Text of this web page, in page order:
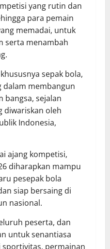
yang rutin dan
para pemain
memadai, untuk
serta menambah
sepak bola,
membangun
bangsa, sejalan
diwariskan oleh
Indonesia,
ajang kompetisi,
diharapkan mampu
pesepak bola
siap bersaing di
nasional.
peserta, dan
untuk senantiasa
permainan